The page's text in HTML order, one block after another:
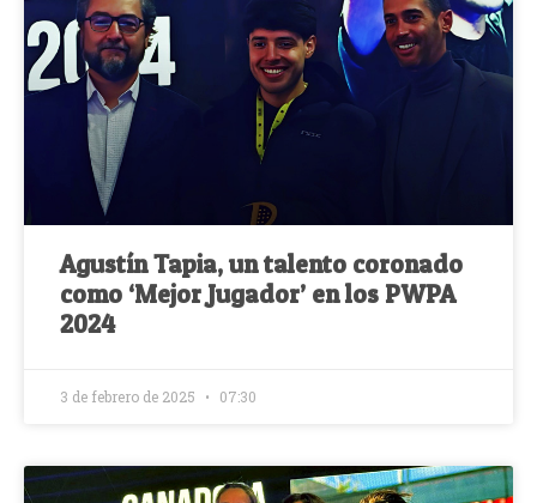
Agustín Tapia, un talento coronado
como ‘Mejor Jugador’ en los PWPA
2024
3 de febrero de 2025 07:30